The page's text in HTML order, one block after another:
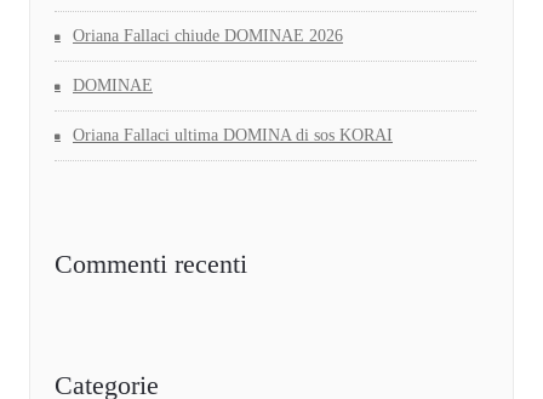
Oriana Fallaci chiude DOMINAE 2026
DOMINAE
Oriana Fallaci ultima DOMINA di sos KORAI
Commenti recenti
Categorie